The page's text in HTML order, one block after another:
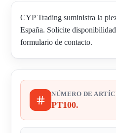
CYP Trading suministra la
España. Solicite
formulario de contacto.
NÚMERO DE
PT100.